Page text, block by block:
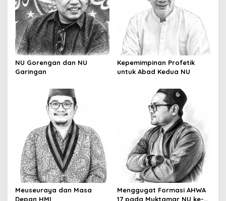
NU Gorengan dan NU
Garingan
Kepemimpinan Profetik
untuk Abad Kedua NU
Meuseuraya dan Masa
Depan HMI
Menggugat Formasi AHWA
17 pada Muktamar NU ke-